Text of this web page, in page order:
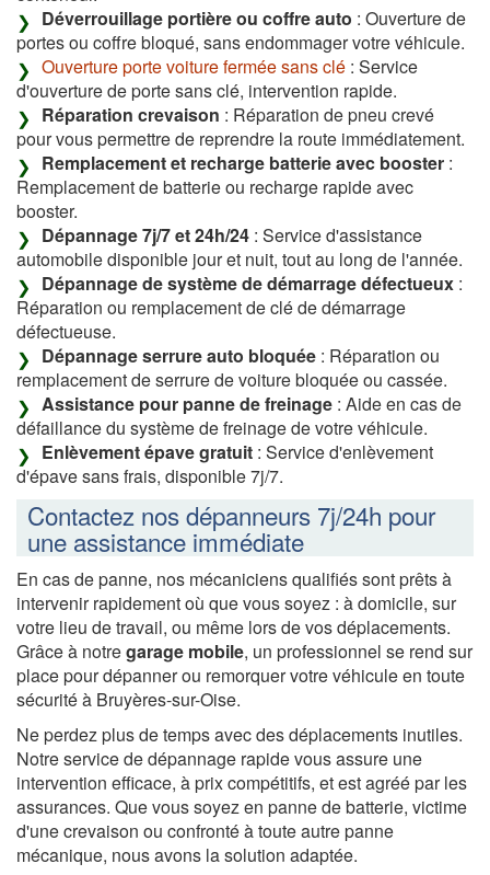
Déverrouillage portière ou coffre auto : Ouverture de
portes ou coffre bloqué, sans endommager votre véhicule.
Ouverture porte voiture fermée sans clé : Service
d'ouverture de porte sans clé, intervention rapide.
Réparation crevaison : Réparation de pneu crevé
pour vous permettre de reprendre la route immédiatement.
Remplacement et recharge batterie avec booster :
Remplacement de batterie ou recharge rapide avec
booster.
Dépannage 7j/7 et 24h/24 : Service d'assistance
automobile disponible jour et nuit, tout au long de l'année.
Dépannage de système de démarrage défectueux :
Réparation ou remplacement de clé de démarrage
défectueuse.
Dépannage serrure auto bloquée : Réparation ou
remplacement de serrure de voiture bloquée ou cassée.
Assistance pour panne de freinage : Aide en cas de
défaillance du système de freinage de votre véhicule.
Enlèvement épave gratuit : Service d'enlèvement
d'épave sans frais, disponible 7j/7.
Contactez nos dépanneurs 7j/24h pour
une assistance immédiate
En cas de panne, nos mécaniciens qualifiés sont prêts à
intervenir rapidement où que vous soyez : à domicile, sur
votre lieu de travail, ou même lors de vos déplacements.
Grâce à notregarage mobile, un professionnel se rend sur
place pour dépanner ou remorquer votre véhicule en toute
sécurité à Bruyères-sur-Oise.
Ne perdez plus de temps avec des déplacements inutiles.
Notre service de dépannage rapide vous assure une
intervention efficace, à prix compétitifs, et est agréé par les
assurances. Que vous soyez en panne de batterie, victime
d'une crevaison ou confronté à toute autre panne
mécanique, nous avons la solution adaptée.